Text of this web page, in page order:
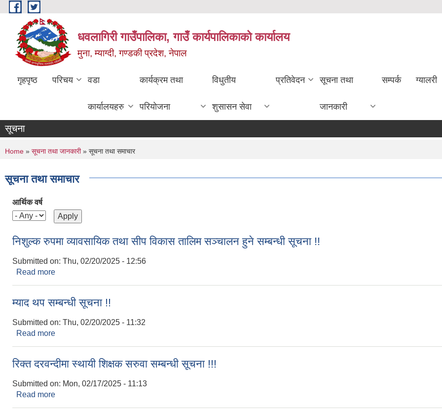
Skip to main content
धवलागिरी गाउँपालिका, गाउँ कार्यपालिकाको कार्यालय
मुना, म्याग्दी, गण्डकी प्रदेश, नेपाल
गृहपृष्ठ परिचय वडा
कार्यालयहरु
कार्यक्रम तथा
परियोजना
विधुतीय
शुसासन सेवा
प्रतिवेदन सूचना तथा
जानकारी
सम्पर्क ग्यालरी
सूचना
You are here
Home » सूचना तथा जानकारी» सूचना तथा समाचार
सूचना तथा समाचार
आर्थिक वर्ष
निशुल्क रुपमा व्यावसायिक तथा सीप विकास तालिम सञ्चालन हुने सम्बन्धी सूचना !!
Submitted on: Thu, 02/20/2025 - 12:56
Read more
म्याद थप सम्बन्धी सूचना !!
Submitted on: Thu, 02/20/2025 - 11:32
Read more
रिक्त दरवन्दीमा स्थायी शिक्षक सरुवा सम्बन्धी सूचना !!!
Submitted on: Mon, 02/17/2025 - 11:13
Read more